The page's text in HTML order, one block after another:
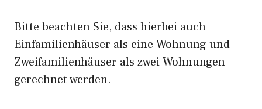
Bitte beachten Sie, dass hierbei auch
Einfamilienhäuser als eine Wohnung und
Zweifamilienhäuser als zwei Wohnungen
gerechnet werden.